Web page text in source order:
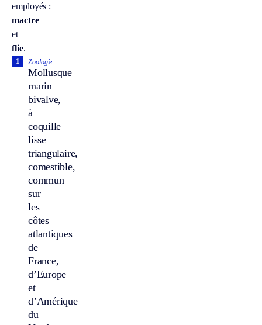
employés :
mactre
et
flie.
Zoologie.
Mollusque
marin
bivalve,
à
coquille
lisse
triangulaire,
comestible,
commun
sur
les
côtes
atlantiques
de
France,
d’Europe
et
d’Amérique
du
1